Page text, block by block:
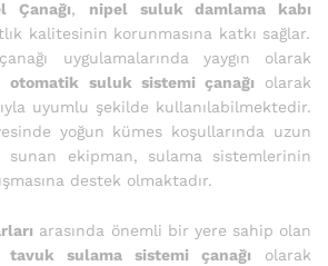
Çanağı, nipel suluk damlama kabı
kalitesinin korunmasına katkı sağlar.
uygulamalarında yaygın olarak
otomatik suluk sistemi çanağı olarak
uyumlu şekilde kullanılabilmektedir.
yoğun kümes koşullarında uzun
sunan ekipman, sulama sistemlerinin
destek olmaktadır.
arasında önemli bir yere sahip olan
tavuk sulama sistemi çanağı olarak